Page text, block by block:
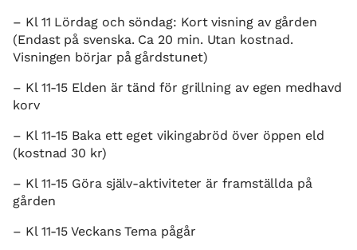
– Kl 11 Lördag och söndag: Kort visning av gården
(Endast på svenska. Ca 20 min. Utan kostnad.
Visningen börjar på gårdstunet)
– Kl 11-15 Elden är tänd för grillning av egen medhavd
korv
– Kl 11-15 Baka ett eget vikingabröd över öppen eld
(kostnad 30 kr)
– Kl 11-15 Göra själv-aktiviteter är framställda på
gården
– Kl 11-15 Veckans Tema pågår